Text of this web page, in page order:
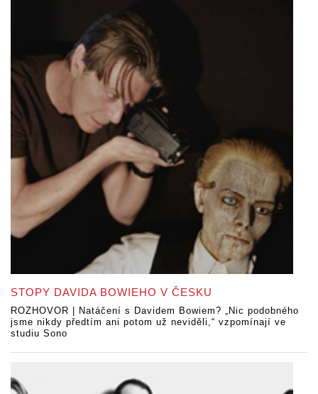
STOPY DAVIDA BOWIEHO V ČESKU
ROZHOVOR | Natáčení s Davidem Bowiem? „Nic podobného
jsme nikdy předtím ani potom už neviděli,“ vzpomínají ve
studiu Sono